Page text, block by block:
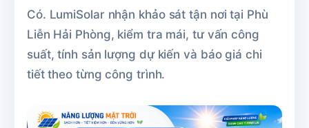
Có. LumiSolar nhận khảo sát tận nơi tại Phù
Liễn Hải Phòng, kiểm tra mái, tư vấn công
suất, tính sản lượng dự kiến và báo giá chi
tiết theo từng công trình.